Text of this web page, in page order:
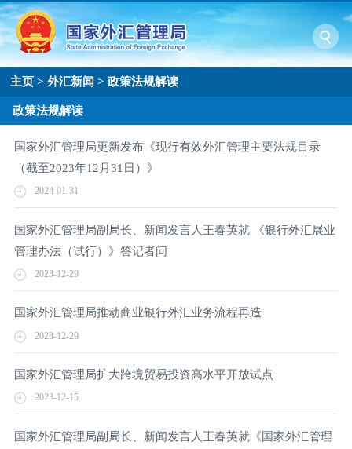
主页 >外汇新闻 >政策法规解读
政策法规解读
国家外汇管理局更新发布《现行有效外汇管理主要法规目录
（截至2023年12月31日）》
2024-01-31
国家外汇管理局副局长、新闻发言人王春英就 《银行外汇展业
管理办法（试行）》答记者问
2023-12-29
国家外汇管理局推动商业银行外汇业务流程再造
2023-12-29
国家外汇管理局扩大跨境贸易投资高水平开放试点
2023-12-15
国家外汇管理局副局长、新闻发言人王春英就《国家外汇管理